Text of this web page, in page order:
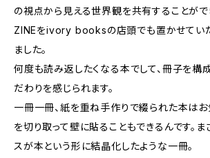
の視点から見える世界観を共有することが
ZINEをivory booksの店頭でも置かせてい
ました。
何度も読み返したくなる本でして、冊子を構
だわりを感じられます。
一冊一冊、紙を重ね手作りで綴られた本は
を切り取って壁に貼ることもできるんです。ま
スが本という形に結晶化したような一冊。